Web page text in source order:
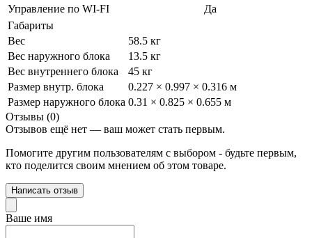
Управление по WI-FI
Да
Габариты
Вес
58.5 кг
Вес наружного блока
13.5 кг
Вес внутреннего блока
45 кг
Размер внутр. блока
0.227 × 0.997 × 0.316 м
Размер наружного блока 0.31 × 0.825 × 0.655 м
Отзывы (0)
Отзывов ещё нет — ваш может стать первым.
Помогите другим пользователям с выбором - будьте первым,
кто поделится своим мнением об этом товаре.
Написать отзыв
Ваше имя